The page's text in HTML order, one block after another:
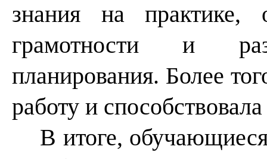
знания на практике,
грамотности и
планирования. Более
работу и
В итоге,